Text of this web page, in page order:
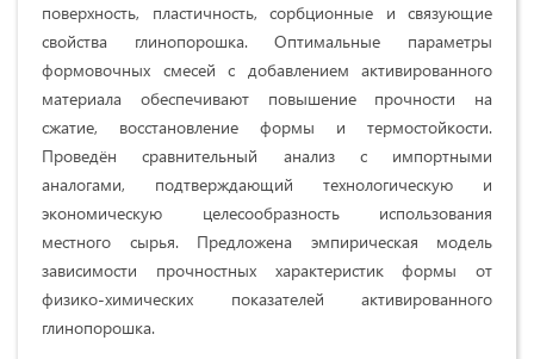
поверхность, пластичность, сорбционные и связующие
свойства глинопорошка. Оптимальные параметры
формовочных смесей с добавлением активированного
материала обеспечивают повышение прочности на
сжатие, восстановление формы и термостойкости.
Проведён сравнительный анализ с импортными
аналогами, подтверждающий технологическую и
экономическую целесообразность использования
местного сырья. Предложена эмпирическая модель
зависимости прочностных характеристик формы от
физико-химических показателей активированного
глинопорошка.